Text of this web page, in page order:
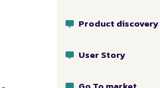
Product discovery
User Story